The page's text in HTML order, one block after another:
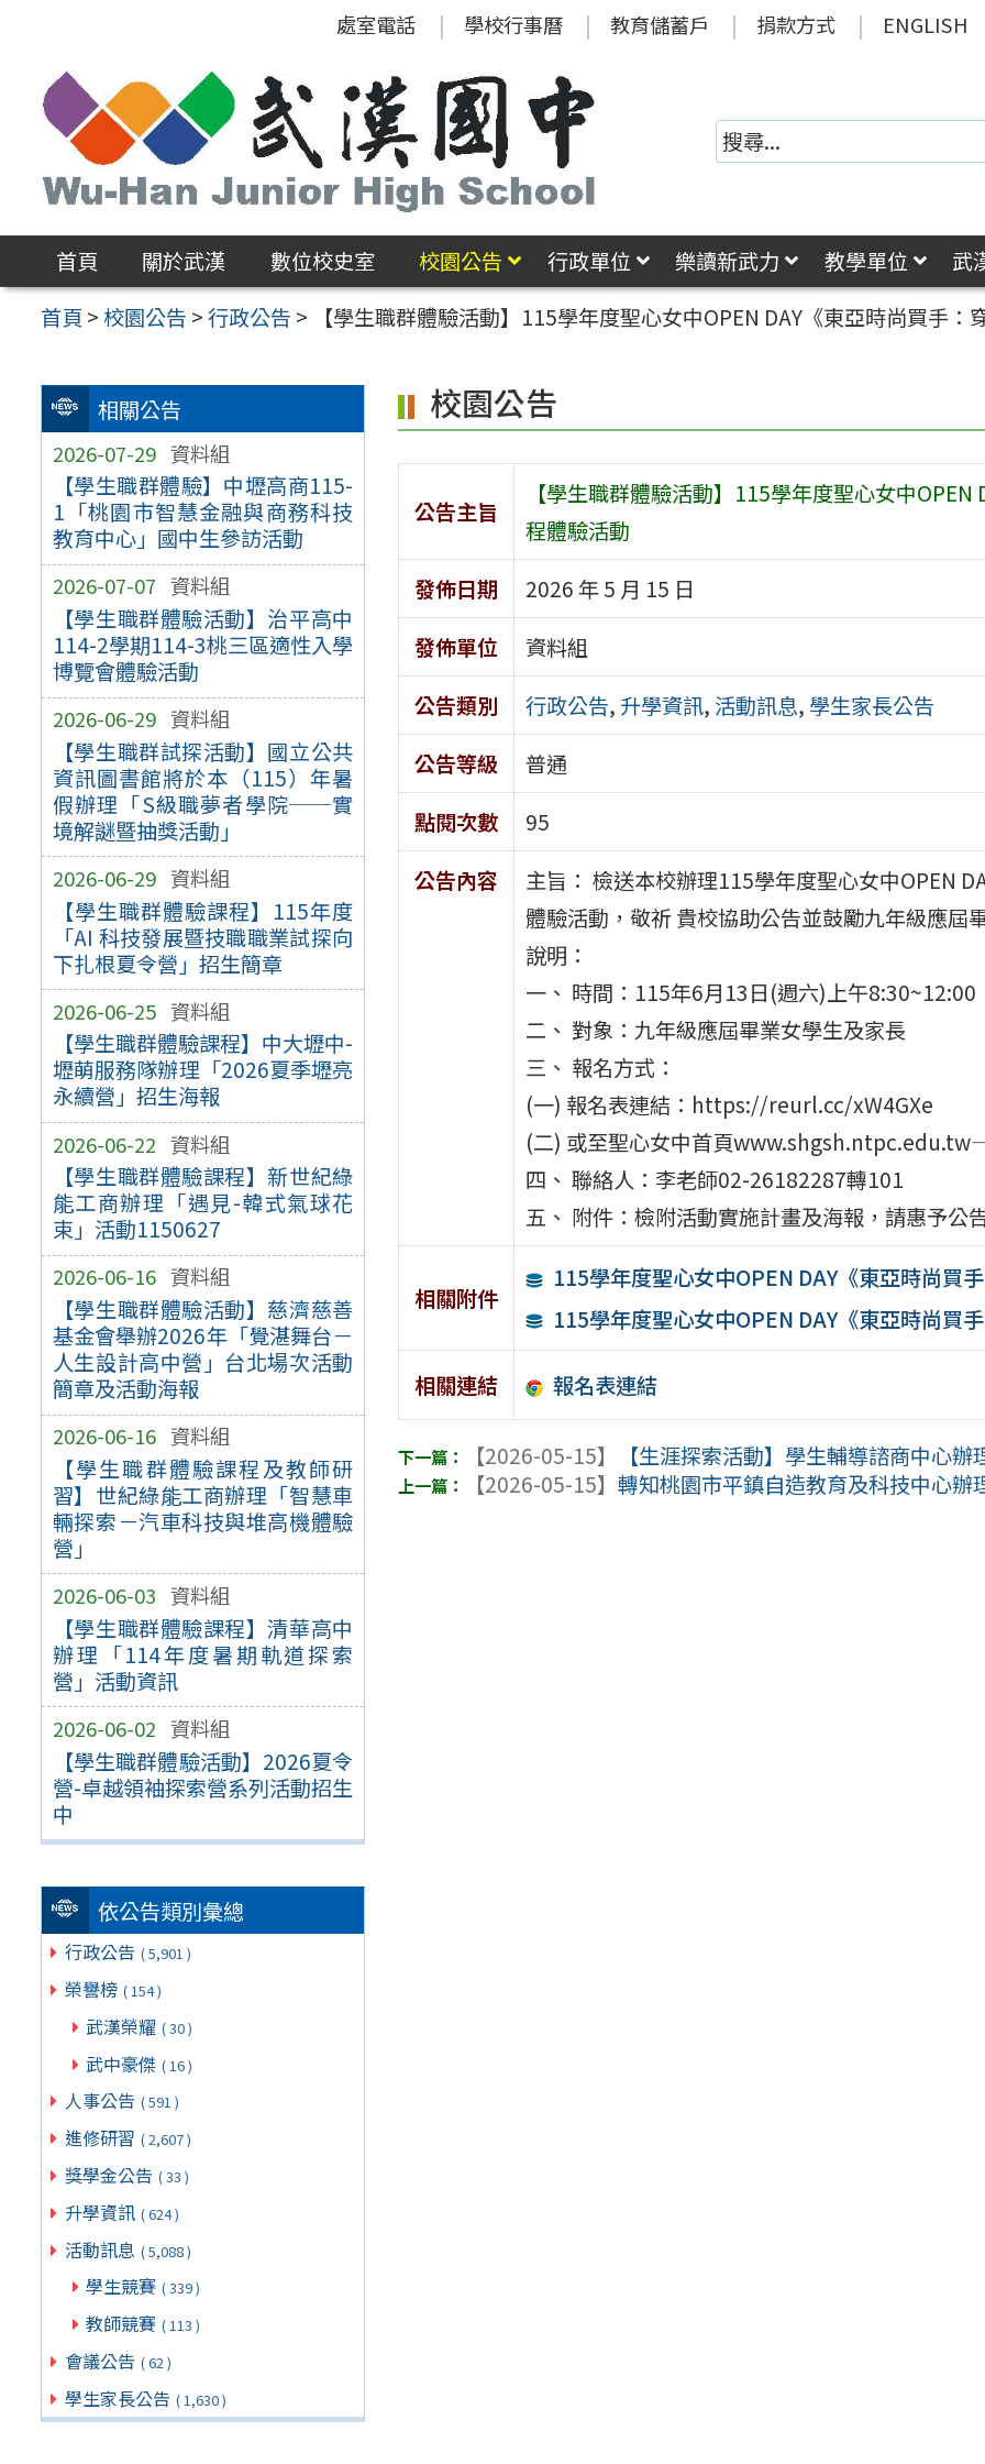
區
處室電話 學校行事曆 教育儲蓄戶 捐款方式 ENGLISH
首頁 關於武漢 數位校史室 校園公告 行政單位 樂讀新武力 教學單位 武
首頁 >校園公告 >行政公告 > 【學生職群體驗活動】115學年度聖心女中OPEN DAY《東亞時尚買手
相關公告
2026-07-29 資料組
【學生職群體驗】中壢高商115-
1「桃園市智慧金融與商務科技
教育中心」國中生參訪活動
2026-07-07 資料組
【學生職群體驗活動】治平高中
114-2學期114-3桃三區適性入學
博覽會體驗活動
2026-06-29 資料組
【學生職群試探活動】國立公共
資訊圖書館將於本（115）年暑
假辦理「S級職夢者學院──實
境解謎暨抽獎活動」
2026-06-29 資料組
【學生職群體驗課程】115年度
「AI 科技發展暨技職職業試探向
下扎根夏令營」招生簡章
2026-06-25 資料組
【學生職群體驗課程】中大壢中-
壢萌服務隊辦理「2026夏季壢亮
永續營」招生海報
2026-06-22 資料組
【學生職群體驗課程】新世紀綠
能工商辦理「遇見-韓式氣球花
束」活動1150627
2026-06-16 資料組
【學生職群體驗活動】慈濟慈善
基金會舉辦2026年「覺湛舞台－
人生設計高中營」台北場次活動
簡章及活動海報
2026-06-16 資料組
【學生職群體驗課程及教師研
習】世紀綠能工商辦理「智慧車
輛探索－汽車科技與堆高機體驗
營」
2026-06-03 資料組
【學生職群體驗課程】清華高中
辦理「114年度暑期軌道探索
營」活動資訊
2026-06-02 資料組
【學生職群體驗活動】2026夏令
營-卓越領袖探索營系列活動招生
中
依公告類別彙總
行政公告 ( 5,901 )
榮譽榜 ( 154 )
武漢榮耀 ( 30 )
武中豪傑 ( 16 )
人事公告 ( 591 )
進修研習 ( 2,607 )
獎學金公告 ( 33 )
升學資訊 ( 624 )
活動訊息 ( 5,088 )
學生競賽 ( 339 )
教師競賽 ( 113 )
會議公告 ( 62 )
學生家長公告 ( 1,630 )
校園公告
公告主旨
【學生職群體驗活動】115學年度聖心女中
程體驗活動
發佈日期
2026 年 5 月 15 日
發佈單位
資料組
公告類別
行政公告, 升學資訊, 活動訊息, 學生家長公告
公告等級
普通
點閱次數
95
公告內容
主旨： 檢送本校辦理115學年度聖心女中OPEN
體驗活動，敬祈 貴校協助公告並鼓勵九年級應屆
說明：
一、 時間：115年6月13日(週六)上午8:30~12:00
二、 對象：九年級應屆畢業女學生及家長
三、 報名方式：
(一) 報名表連結：https://reurl.cc/xW4GXe
(二) 或至聖心女中首頁
四、 聯絡人：李老師02-26182287轉101
五、 附件：檢附活動實施計畫及海報，請惠予公
相關附件
115學年度聖心女中OPEN DAY《東亞時尚買
115學年度聖心女中OPEN DAY《東亞時尚買
相關連結 報名表連結
【2026-05-15】
【生涯探索活動】學生輔導諮商中心
【2026-05-15】轉知桃園市平鎮自造教育及科技中心辦